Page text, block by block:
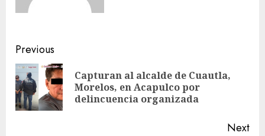
Previous
Capturan al alcalde de Cuautla,
Morelos, en Acapulco por
delincuencia organizada
Next